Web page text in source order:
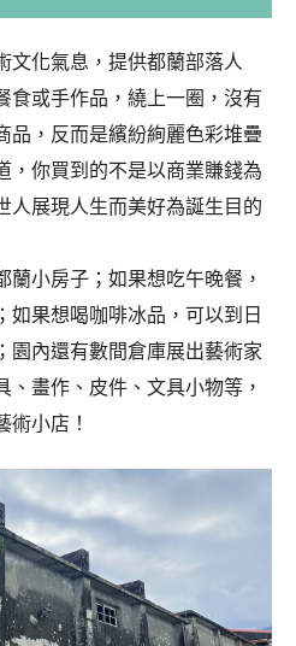
文化氣息，提供都蘭部落人
食或手作品，繞上一圈，沒有
品，反而是繽紛絢麗色彩堆疊
，你買到的不是以商業賺錢為
人展現人生而美好為誕生目的
小房子；如果想吃午晚餐，
如果想喝咖啡冰品，可以到日
園內還有數間倉庫展出藝術家
畫作、皮件、文具小物等，
小店！